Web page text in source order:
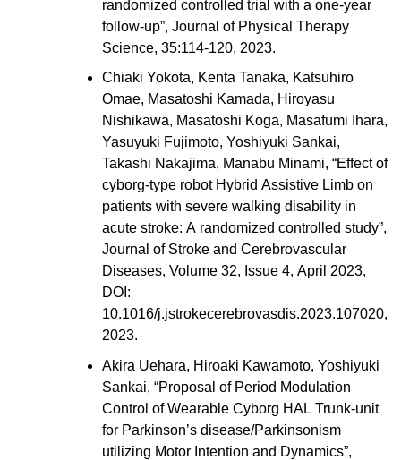
randomized controlled trial with a one-year
follow-up”, Journal of Physical Therapy
Science, 35:114-120, 2023.
Chiaki Yokota, Kenta Tanaka, Katsuhiro
Omae, Masatoshi Kamada, Hiroyasu
Nishikawa, Masatoshi Koga, Masafumi Ihara,
Yasuyuki Fujimoto, Yoshiyuki Sankai,
Takashi Nakajima, Manabu Minami, “Effect of
cyborg-type robot Hybrid Assistive Limb on
patients with severe walking disability in
acute stroke: A randomized controlled study”,
Journal of Stroke and Cerebrovascular
Diseases, Volume 32, Issue 4, April 2023,
DOI:
10.1016/j.jstrokecerebrovasdis.2023.107020,
2023.
Akira Uehara, Hiroaki Kawamoto, Yoshiyuki
Sankai, “Proposal of Period Modulation
Control of Wearable Cyborg HAL Trunk-unit
for Parkinson’s disease/Parkinsonism
utilizing Motor Intention and Dynamics”,